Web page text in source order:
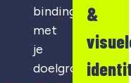
binding
met
je
doelgroep
&